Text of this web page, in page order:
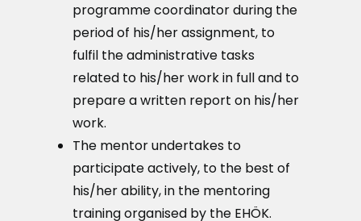
programme coordinator during the
period of his/her assignment, to
fulfil the administrative tasks
related to his/her work in full and to
prepare a written report on his/her
work.
The mentor undertakes to
participate actively, to the best of
his/her ability, in the mentoring
training organised by the EHÖK.